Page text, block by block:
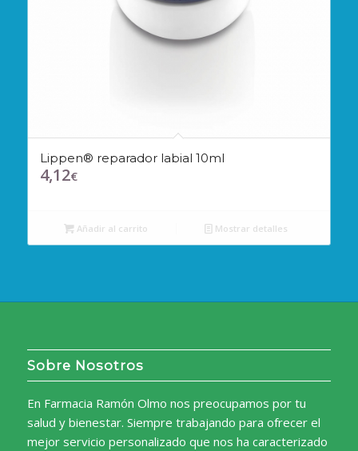
Lippen® reparador labial 10ml
4,12€
Añadir al carrito Mostrar detalles
Sobre Nosotros
En Farmacia Ramón Olmo nos preocupamos por tu
salud y bienestar. Siempre trabajando para ofrecer el
mejor servicio personalizado que nos ha caracterizado